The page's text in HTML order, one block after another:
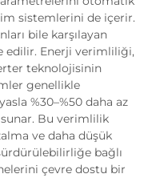
sistemlerini de içerir.
bile karşılayan
edilir. Enerji verimliliği,
teknolojisinin
genellikle
%30–%50 daha az
Bu verimlilik
ve daha düşük
bağlı
çevre dostu bir